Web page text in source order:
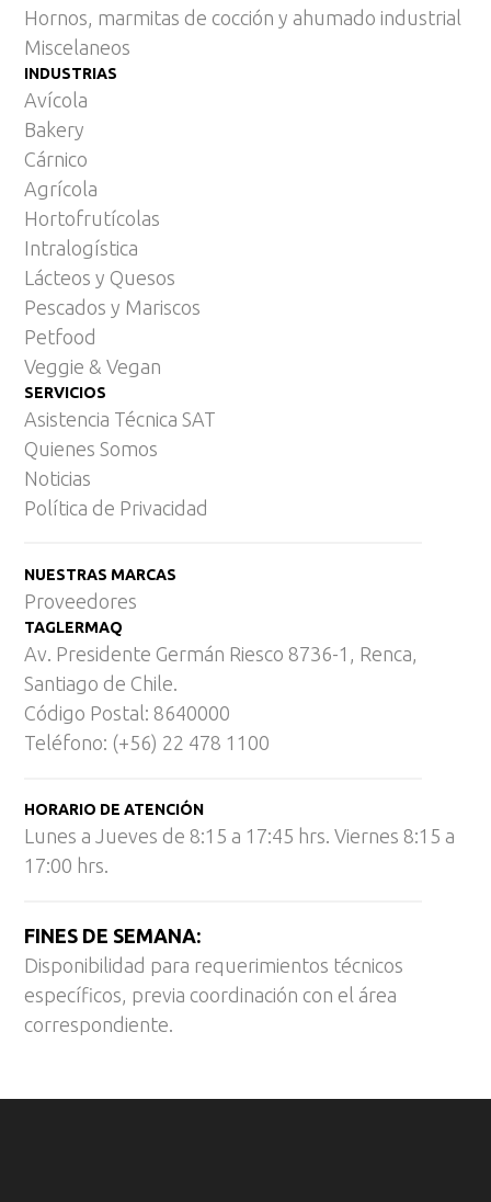
Hornos, marmitas de cocción y ahumado industrial
Miscelaneos
INDUSTRIAS
Avícola
Bakery
Cárnico
Agrícola
Hortofrutícolas
Intralogística
Lácteos y Quesos
Pescados y Mariscos
Petfood
Veggie & Vegan
SERVICIOS
Asistencia Técnica SAT
Quienes Somos
Noticias
Política de Privacidad
NUESTRAS MARCAS
Proveedores
TAGLERMAQ
Av. Presidente Germán Riesco 8736-1, Renca,
Santiago de Chile.
Código Postal: 8640000
Teléfono: (+56) 22 478 1100
HORARIO DE ATENCIÓN
Lunes a Jueves de 8:15 a 17:45 hrs. Viernes 8:15 a
17:00 hrs.
FINES DE SEMANA:
Disponibilidad para requerimientos técnicos
específicos, previa coordinación con el área
correspondiente.